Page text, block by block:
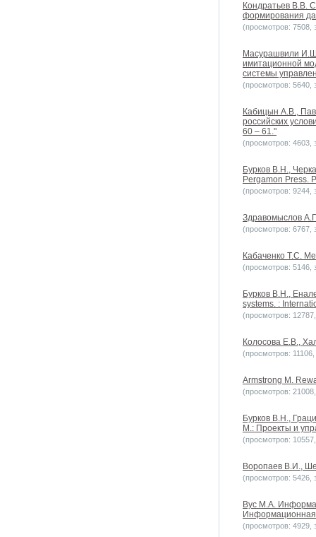
Кондратьев В.В.
формирования
(просмотров: 7508,
Масурашвили
имитационной
системы
(просмотров: 5640,
Кабицын А.В.,
российских
60 – 61."
(просмотров: 4603,
Бурков B.H.,
Pergamon Press.
(просмотров: 9244,
Здравомыслов
(просмотров: 6767,
Кабаченко Т.С.
(просмотров: 5146,
Бурков B.H.,
systems. :
(просмотров:
Колосова Е.В.,
(просмотров:
Armstrong M.
(просмотров:
Бурков B.H.,
М.: Проекты и
(просмотров:
Воропаев В.И.,
(просмотров: 5426,
Вус М.А.
Информационная
(просмотров: 4929,